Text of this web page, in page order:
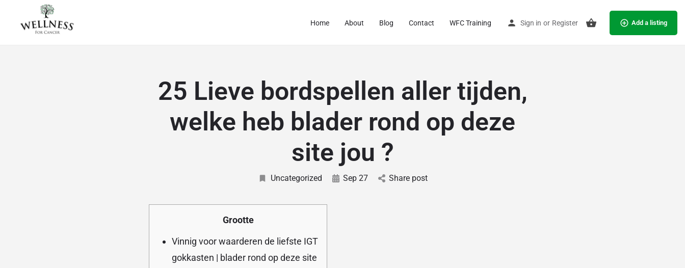
Home About Blog Contact WFC Training Sign in or Register Add a listing
25 Lieve bordspellen aller tijden,
welke heb blader rond op deze
site jou ?
Uncategorized Sep 27 Share post
Grootte
Vinnig voor waarderen de liefste IGT
gokkasten | blader rond op deze site